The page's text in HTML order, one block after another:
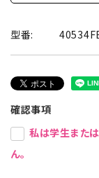
型番:
確認事項
私は学生また
ん。